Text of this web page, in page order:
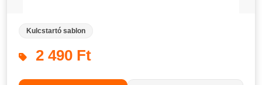
Kulcstartó sablon
2 490 Ft